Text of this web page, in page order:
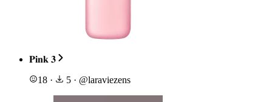
𝐏𝐢𝐧𝐤 𝟑
18 · 5 · @laraviezens